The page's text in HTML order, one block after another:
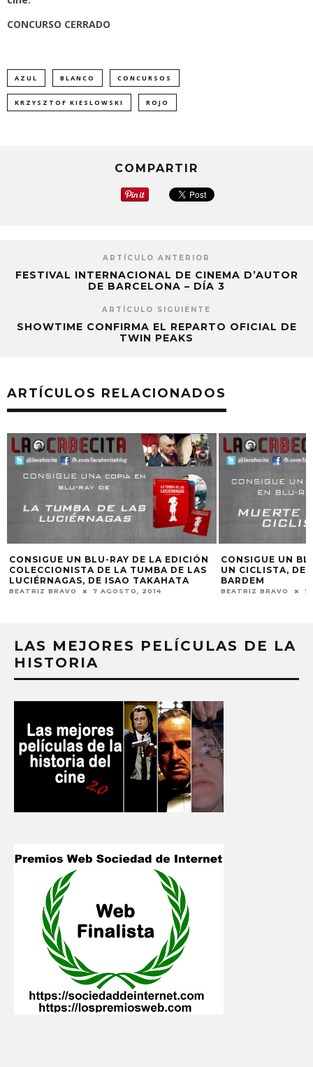
CONCURSO CERRADO
AZUL BLANCO CONCURSOS
KRZYSZTOF KIESLOWSKI ROJO
COMPARTIR
ARTÍCULO ANTERIOR
FESTIVAL INTERNACIONAL DE CINEMA D’AUTOR
DE BARCELONA – DÍA 3
ARTÍCULO SIGUIENTE
SHOWTIME CONFIRMA EL REPARTO OFICIAL DE
TWIN PEAKS
ARTÍCULOS RELACIONADOS
CONSIGUE UN BLU-RAY DE LA EDICIÓN
COLECCIONISTA DE LA TUMBA DE LAS
LUCIÉRNAGAS, DE ISAO TAKAHATA
BEATRIZ BRAVO 7 AGOSTO, 2014
CONSIGUE UN
UN CICLISTA, DE
BARDEM
BEATRIZ BRAVO
LAS MEJORES PELÍCULAS DE LA
HISTORIA